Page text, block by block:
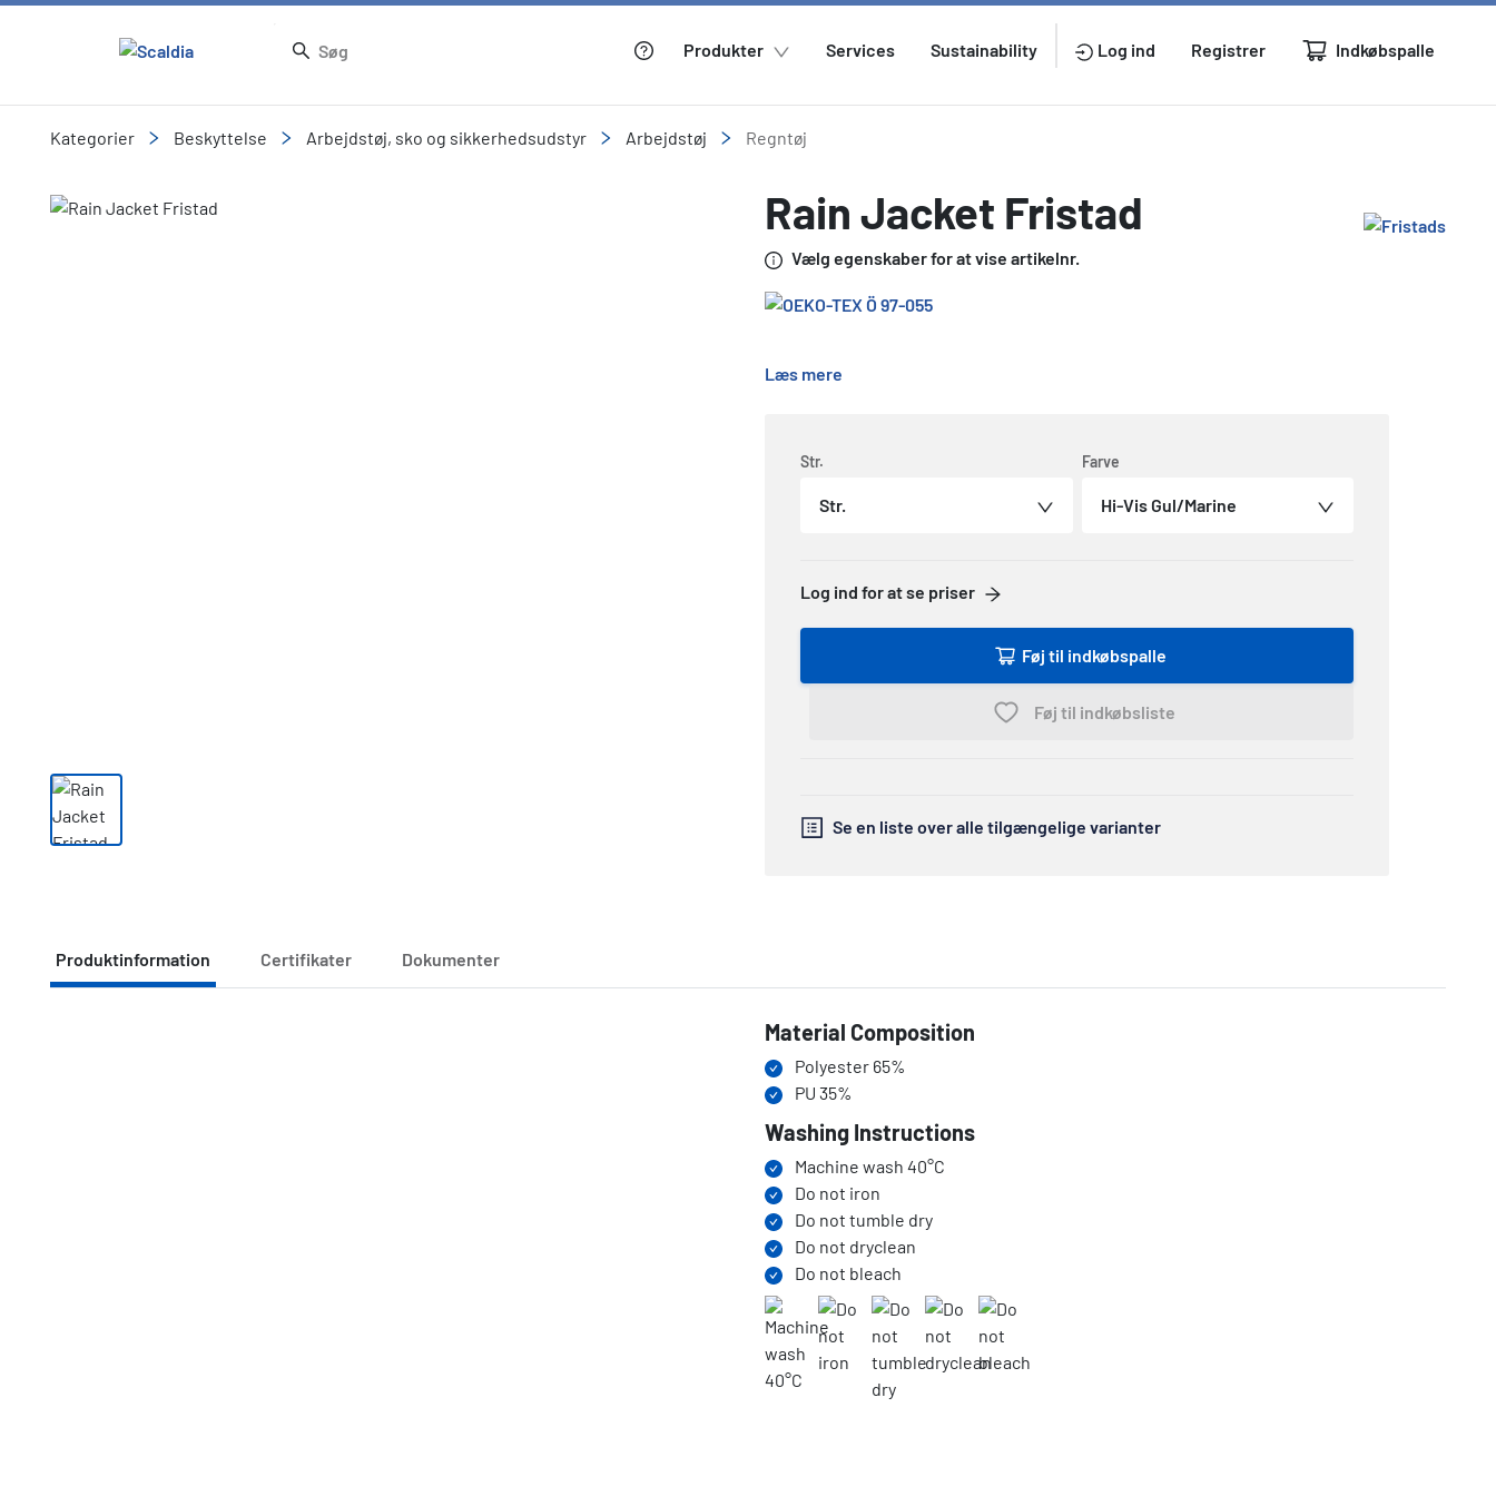
Produkter Services Sustainability Log ind Registrer Indkøbspalle
Kategorier Beskyttelse Arbejdstøj, sko og sikkerhedsudstyr Arbejdstøj Regntøj
Slide 1 of 1 Rain Jacket Fristad
Vælg egenskaber for at vise artikelnr.
Læs mere
Str.
Str.
Farve
Hi-Vis Gul/Marine
Log ind for at se priser
Føj til indkøbspalle
Føj til indkøbsliste
Se en liste over alle tilgængelige varianter
Produktinformation Certifikater Dokumenter
Material Composition
Polyester 65%
PU 35%
Washing Instructions
Machine wash 40°C
Do not iron
Do not tumble dry
Do not dryclean
Do not bleach